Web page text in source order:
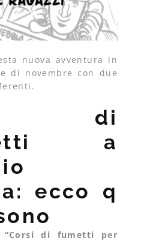
nuova avventura in
di novembre con due
di
a
ecco q
“Corsi di fumetti per